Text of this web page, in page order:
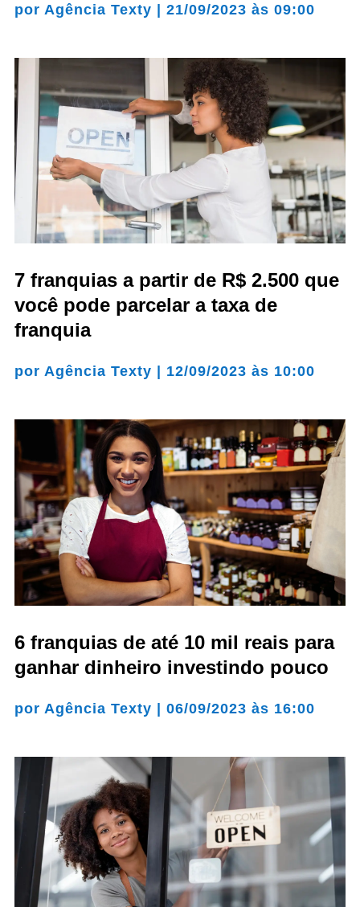
por Agência Texty | 21/09/2023 às 09:00
7 franquias a partir de R$ 2.500 que
você pode parcelar a taxa de
franquia
por Agência Texty 12/09/2023 às 10:00
6 franquias de até 10 mil reais para
ganhar dinheiro investindo pouco
por Agência Texty 06/09/2023 às 16:00